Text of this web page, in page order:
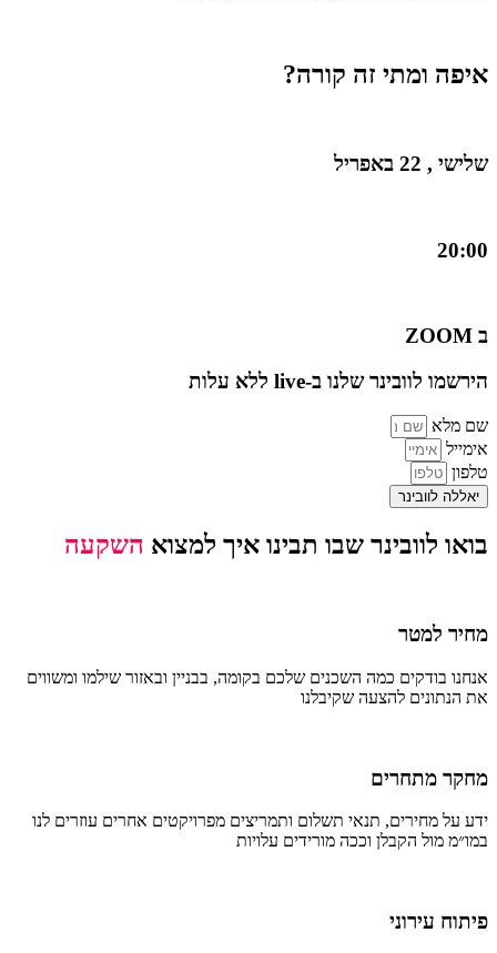
איפה ומתי זה קורה?
שלישי , 22 באפריל
20:00
ב ZOOM
הירשמו לוובינר שלנו ב-live ללא עלות
שם מלא
אימייל
טלפון
יאללה לוובינר
בואו לוובינר שבו תבינו איך למצוא השקעה
מחיר למטר
אנחנו בודקים כמה השכנים שלכם בקומה, בבניין ובאזור שילמו ומשווים
את הנתונים להצעה שקיבלנו
מחקר מתחרים
ידע על מחירים, תנאי תשלום ותמריצים מפרויקטים אחרים עוזרים לנו
במו״מ מול הקבלן וככה מורידים עלויות
פיתוח עירוני